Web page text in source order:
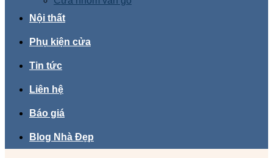
Nội thất
Phụ kiện cửa
Tin tức
Liên hệ
Báo giá
Blog Nhà Đẹp